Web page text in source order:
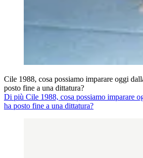
Cile 1988, cosa possiamo imparare oggi
posto fine a una dittatura?
Di più Cile 1988, cosa possiamo imparare
ha posto fine a una dittatura?